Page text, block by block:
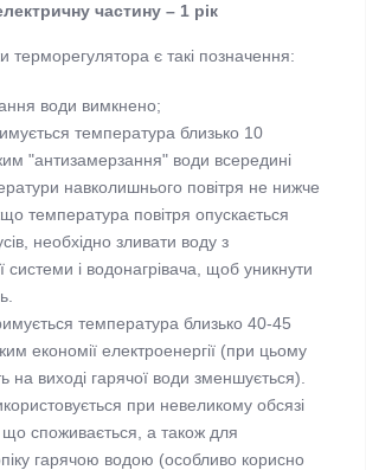
частину – 1 рік
терморегулятора є такі позначення:
води вимкнено;
температура близько 10
"антизамерзання" води всередині
навколишнього повітря не нижче
температура повітря опускається
необхідно зливати воду з
системи і водонагрівача, щоб уникнути
температура близько 40-45
економії електроенергії (при цьому
на виході гарячої води зменшується).
при невеликому обсязі
що споживається, а також для
гарячою водою (особливо корисно